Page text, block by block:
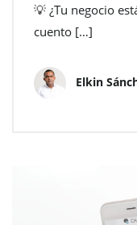
💡 ¿Tu negocio
cuento […]
Elkin